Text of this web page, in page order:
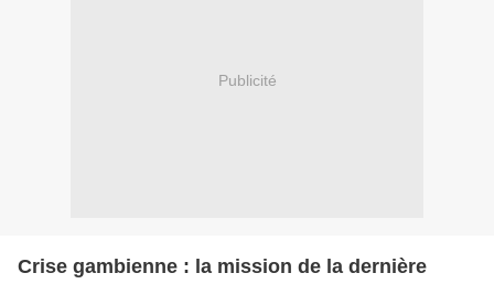
Publicité
Crise gambienne : la mission de la dernière